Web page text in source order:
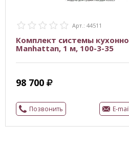
Арт.: 44511
Комплект системы
Manhattan, 1 м, 100-3-35
98 700
Позвонить E-mail